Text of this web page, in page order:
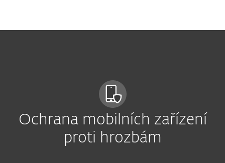
Ochrana mobilních zařízení
proti hrozbám